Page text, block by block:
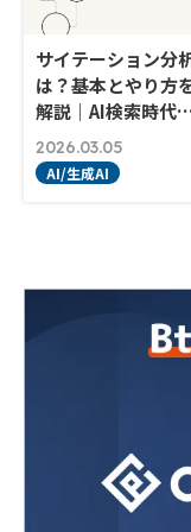
サイテーション分
は？基本とやり方
解説｜AI検索時代
2026.03.05
AI/生成AI